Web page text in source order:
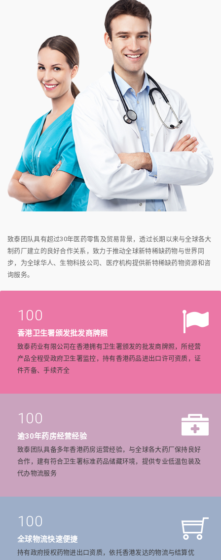
致泰团队具有超过30年医药零售及贸易背景，透过长期以来与全球各大
制药厂建立的良好合作关系，致力于推动全球新特稀缺药物与世界同
步，为全球华人、生物科技公司、医疗机构提供新特稀缺药物资源和咨
询服务。
100
香港卫生署颁发批发商牌照
致泰药业有限公司在香港拥有卫生署颁发的批发商牌照，所经营
产品全程受政府卫生署监控，持有香港药品进出口许可资质，证
件齐备、手续齐全
100
逾30年药房经营经验
致泰团队具备多年香港药房运营经验，与全球各大药厂保持良好
合作，建有符合卫生署标准药品储藏环境，提供专业低温包装及
代办物流服务
100
全球物流快速便捷
持有政府授权药物进出口资质，依托香港发达的物流与结算优